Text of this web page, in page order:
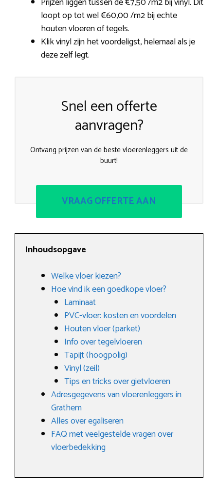
loopt op tot wel €60,00 /m2 bij echte
houten vloeren of tegels.
Klik vinyl zijn het voordeligst, helemaal als je
deze zelf legt.
Snel een offerte
aanvragen?
Ontvang prijzen van de beste vloerenleggers uit de
buurt!
VRAAG OFFERTE AAN
Inhoudsopgave
Welke vloer kiezen?
Hoe vind ik een goedkope vloer?
Laminaat
PVC-vloer: kosten en voordelen
Houten vloer (parket)
Info over tegelvloeren
Tapijt (hoogpolig)
Vinyl (zeil)
Tips en tricks over gietvloeren
Adresgegevens van vloerenleggers in
Grathem
Alles over egaliseren
FAQ met veelgestelde vragen over
vloerbedekking